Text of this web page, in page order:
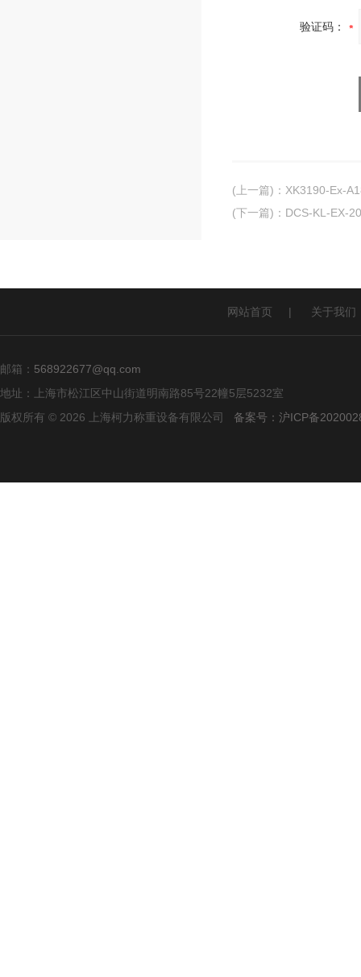
验证码：
(上一篇) ： XK3190-Ex-
(下一篇) ： DCS-KL-EX-
网站首页 | 关于我们
邮箱： 568922677@qq.com
地址：上海市松江区中山街道明南路85号22幢5层5232室
版权所有 © 2026 上海柯力称重设备有限公司 备案号：沪ICP备